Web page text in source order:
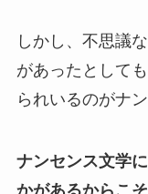
しかし、不思議
があったとして
られいるのがナ
ナンセンス文学